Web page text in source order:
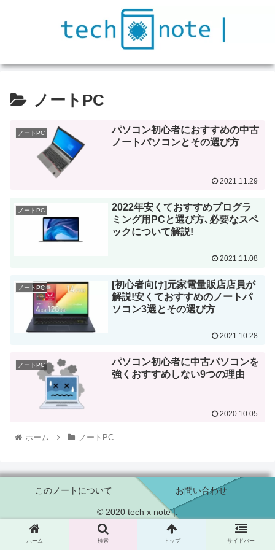
ノートPC
ノートPC
パソコン初心者におすすめの中古
ノートパソコンとその選び方
2021.11.29
ノートPC
2022年安くておすすめプログラ
ミング用PCと選び方､必要なスペ
ックについて解説!
2021.11.08
ノートPC
[初心者向け]元家電量販店店員が
解説!安くておすすめのノートパ
ソコン3選とその選び方
2021.10.28
ノートPC
パソコン初心者に中古パソコンを
強くおすすめしない9つの理由
2020.10.05
ホーム ノートPC
このノートについて お問い合わせ
© 2020 tech x note |.
ホーム 検索 トップ サイドバー